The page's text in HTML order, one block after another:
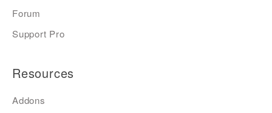
Forum
Support Pro
Resources
Addons